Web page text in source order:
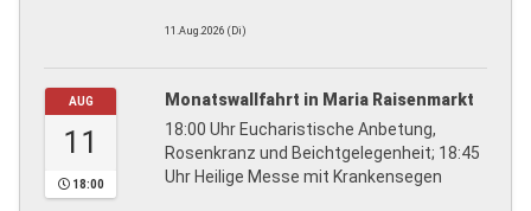
11.Aug.2026 (Di)
AUG
11
18:00
Monatswallfahrt in Maria Raisenmarkt
18:00 Uhr Eucharistische Anbetung,
Rosenkranz und Beichtgelegenheit; 18:45
Uhr Heilige Messe mit Krankensegen